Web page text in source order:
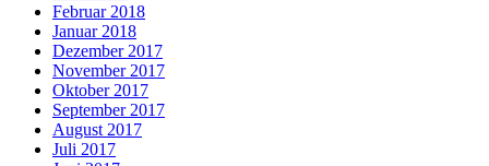
Februar 2018
Januar 2018
Dezember 2017
November 2017
Oktober 2017
September 2017
August 2017
Juli 2017